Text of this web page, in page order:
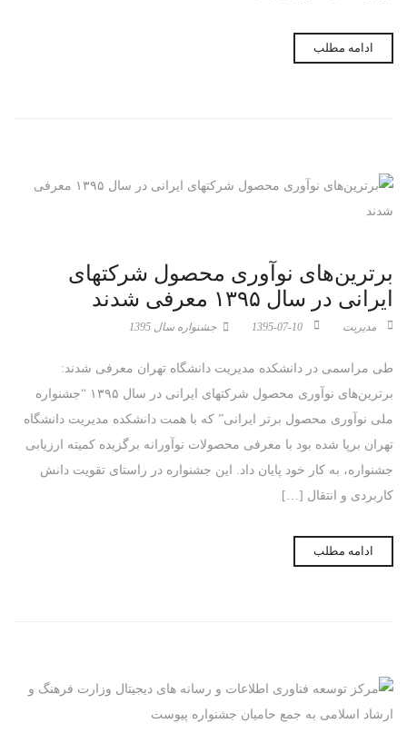
ادامه مطلب
برترین‌های نوآوری‌ محصول شرکتهای
ایرانی در سال ۱۳۹۵ معرفی شدند
مدیریت جشنواره سال 1395
طی مراسمی در دانشکده مدیریت دانشگاه تهران معرفی شدند:
برترین‌های نوآوری‌ محصول شرکتهای ایرانی در سال ۱۳۹۵ “جشنواره
ملی نوآوری محصول برتر ایرانی” که با همت دانشکده مدیریت دانشگاه
تهران برپا شده بود با معرفی محصولات نوآورانه برگزیده کمیته ارزیابی
جشنواره، به کار خود پایان داد. این جشنواره در راستای تقویت دانش
کاربردی و انتقال […]
ادامه مطلب